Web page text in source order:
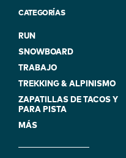
CATEGORÍAS
RUN
SNOWBOARD
TRABAJO
TREKKING & ALPINISMO
ZAPATILLAS DE TACOS Y
PARA PISTA
MÁS